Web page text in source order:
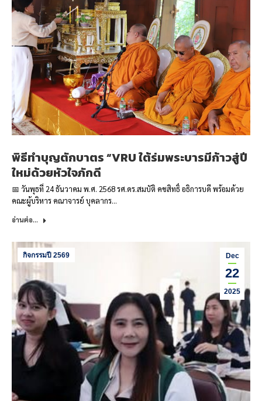
พิธีทำบุญตักบาตร “VRU ใต้ร่มพระบารมีก้าวสู่ปี
ใหม่ด้วยหัวใจภักดี
📅 วันพุธที่ 24 ธันวาคม พ.ศ. 2568 รศ.ดร.สมบัติ คชสิทธิ์ อธิการบดี พร้อมด้วย
คณะผู้บริหาร คณาจารย์ บุคลากร…
อ่านต่อ...
Dec
22
2025
กิจกรรมปี 2569